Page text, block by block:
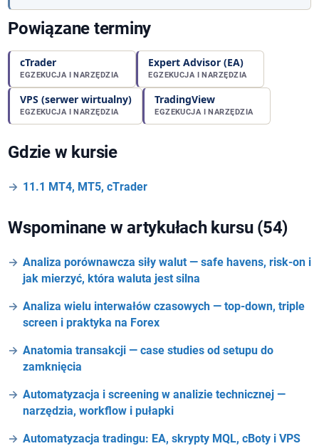
Powiązane terminy
cTrader
EGZEKUCJA I NARZĘDZIA
Expert Advisor (EA)
EGZEKUCJA I NARZĘDZIA
VPS (serwer wirtualny)
EGZEKUCJA I NARZĘDZIA
TradingView
EGZEKUCJA I NARZĘDZIA
Gdzie w kursie
11.1 MT4, MT5, cTrader
Wspominane w artykułach kursu (54)
Analiza porównawcza siły walut — safe havens, risk-on i
jak mierzyć, która waluta jest silna
Analiza wielu interwałów czasowych — top-down, triple
screen i praktyka na Forex
Anatomia transakcji — case studies od setupu do
zamknięcia
Automatyzacja i screening w analizie technicznej —
narzędzia, workflow i pułapki
Automatyzacja tradingu: EA, skrypty MQL, cBoty i VPS